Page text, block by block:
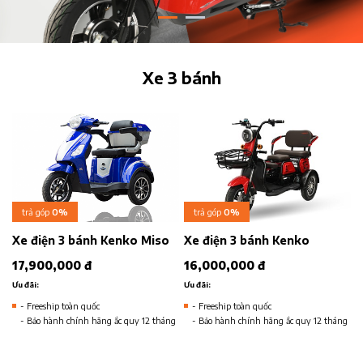
Xe 3 bánh
trả góp 0%
Xe điện 3 bánh Kenko Miso
17,900,000 đ
Ưu đãi:
- Freeship toàn quốc
- Bảo hành chính hãng ắc quy 12 tháng
trả góp 0%
Xe điện 3 bánh Kenko
16,000,000 đ
Ưu đãi:
- Freeship toàn quốc
- Bảo hành chính hãng ắc quy 12 tháng